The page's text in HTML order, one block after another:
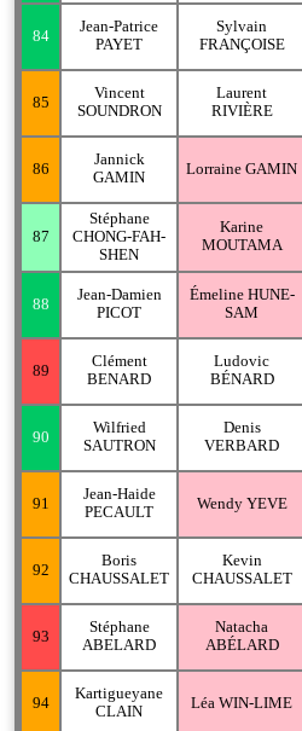
84
Jean-Patrice
PAYET
Sylvain
FRANÇOISE
85
Vincent
SOUNDRON
Laurent
RIVIÈRE
86
Jannick
GAMIN
Lorraine GAMIN
87
Stéphane
CHONG-FAH-
SHEN
Karine
MOUTAMA
88
Jean-Damien
PICOT
Émeline HUNE-
SAM
89
Clément
BENARD
Ludovic
BÉNARD
90
Wilfried
SAUTRON
Denis
VERBARD
91
Jean-Haide
PECAULT
Wendy YEVE
92
Boris
CHAUSSALET
Kevin
CHAUSSALET
93
Stéphane
ABELARD
Natacha
ABÉLARD
94
Kartigueyane
CLAIN
Léa WIN-LIME